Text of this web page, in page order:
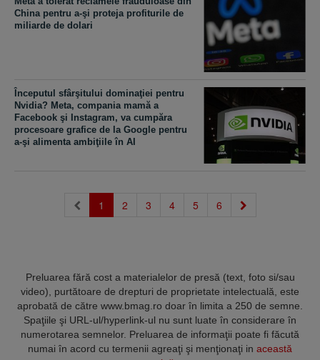
China pentru a-şi proteja profiturile de
miliarde de dolari
Începutul sfârşitului dominaţiei pentru
Nvidia? Meta, compania mamă a
Facebook şi Instagram, va cumpăra
procesoare grafice de la Google pentru
a-şi alimenta ambiţiile în AI
1 (current)
2 3 4 5 6
Preluarea fără cost a materialelor de presă (text, foto si/sau
video), purtătoare de drepturi de proprietate intelectuală, este
aprobată de către www.bmag.ro doar în limita a 250 de semne.
Spaţiile şi URL-ul/hyperlink-ul nu sunt luate în considerare în
numerotarea semnelor. Preluarea de informaţii poate fi făcută
numai în acord cu termenii agreaţi şi menţionaţi in această